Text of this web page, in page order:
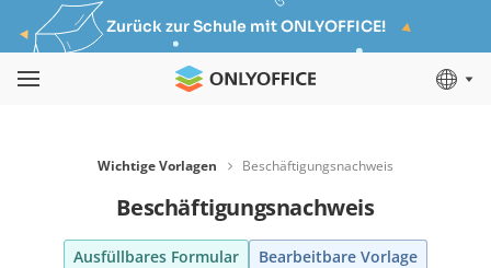
Zurück zur Schule mit ONLYOFFICE!
Wichtige Vorlagen Beschäftigungsnachweis
Beschäftigungsnachweis
Ausfüllbares Formular Bearbeitbare Vorlage